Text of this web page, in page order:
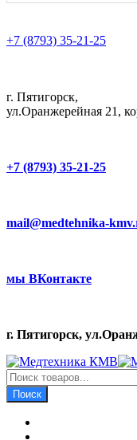
+7 (8793) 35-21-25
г. Пятигорск,
ул.Оранжерейная 21,
+7 (8793) 35-21-25
mail@medtehnika-
мы ВКонтакте
г. Пятигорск,
Поиск
товаров
Поиск